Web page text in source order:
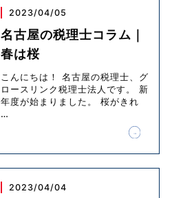
2023/04/05
名古屋の税理士コラム｜
春は桜
こんにちは！ 名古屋の税理士、グ
ロースリンク税理士法人です。 新
年度が始まりました。 桜がきれ
…
2023/04/04